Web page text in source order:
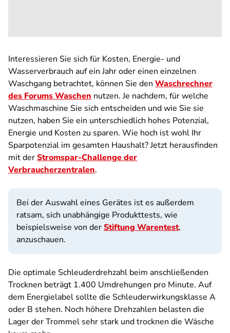
Interessieren Sie sich für Kosten, Energie- und
Wasserverbrauch auf ein Jahr oder einen einzelnen
Waschgang betrachtet, können Sie den Waschrechner
des Forums Waschen nutzen. Je nachdem, für welche
Waschmaschine Sie sich entscheiden und wie Sie sie
nutzen, haben Sie ein unterschiedlich hohes Potenzial,
Energie und Kosten zu sparen. Wie hoch ist wohl Ihr
Sparpotenzial im gesamten Haushalt? Jetzt herausfinden
mit derStromspar-Challenge der
Verbraucherzentralen.
Bei der Auswahl eines Gerätes ist es außerdem
ratsam, sich unabhängige Produkttests, wie
beispielsweise von derStiftung Warentest,
anzuschauen.
Die optimale Schleuderdrehzahl beim anschließenden
Trocknen beträgt 1.400 Umdrehungen pro Minute. Auf
dem Energielabel sollte die Schleuderwirkungsklasse A
oder B stehen. Noch höhere Drehzahlen belasten die
Lager der Trommel sehr stark und trocknen die Wäsche